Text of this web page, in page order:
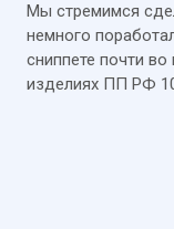
Мы стремимся
немного
сниппете почти
изделиях ПП РФ